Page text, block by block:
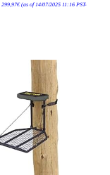
299,97€(as of 14/07/2025 11:16 PST-